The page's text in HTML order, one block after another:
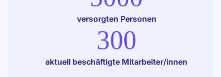
versorgten Personen
300
aktuell beschäftigte Mitarbeiter/innen